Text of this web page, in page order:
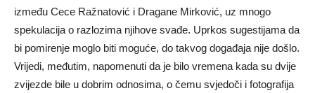
između Cece Ražnatović i Dragane Mirković, uz mnogo
spekulacija o razlozima njihove svađe. Uprkos sugestijama da
bi pomirenje moglo biti moguće, do takvog događaja nije došlo.
Vrijedi, međutim, napomenuti da je bilo vremena kada su dvije
zvijezde bile u dobrim odnosima, o čemu svjedoči i fotografija